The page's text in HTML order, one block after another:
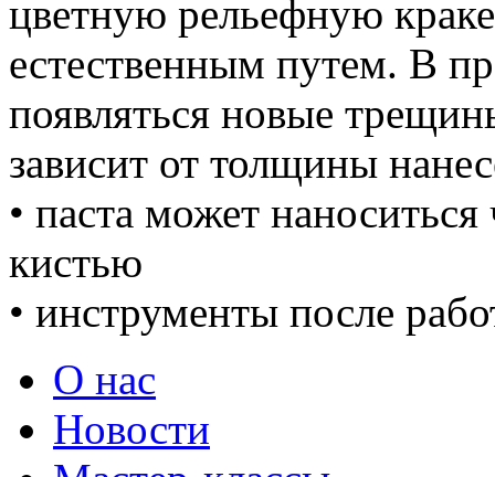
цветную рельефную
естественным путем. В
появляться новые
зависит от толщины
• паста может
кистью
• инструменты после
О нас
Новости